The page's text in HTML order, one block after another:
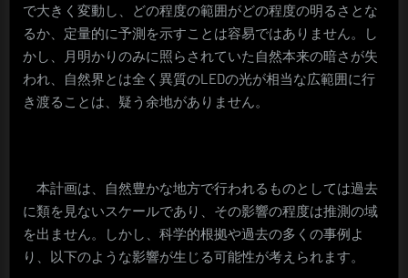
で大きく変動し、どの程度の範囲がどの程度の明るさとな
るか、定量的に予測を示すことは容易ではありません。し
かし、月明かりのみに照らされていた自然本来の暗さが失
われ、自然界とは全く異質のLEDの光が相当な広範囲に行
き渡ることは、疑う余地がありません。
本計画は、自然豊かな地方で行われるものとしては過去
に類を見ないスケールであり、その影響の程度は推測の域
を出ません。しかし、科学的根拠や過去の多くの事例よ
り、以下のような影響が生じる可能性が考えられます。